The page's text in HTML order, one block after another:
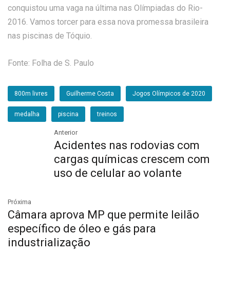
conquistou uma vaga na última nas Olímpiadas do Rio-
2016. Vamos torcer para essa nova promessa brasileira
nas piscinas de Tóquio.
Fonte: Folha de S. Paulo
800m livres Guilherme Costa Jogos Olímpicos de 2020
medalha piscina treinos
Anterior
Acidentes nas rodovias com
cargas químicas crescem com
uso de celular ao volante
Próxima
Câmara aprova MP que permite leilão
específico de óleo e gás para
industrialização